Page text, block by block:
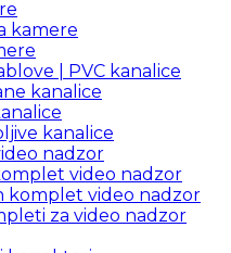
kamere
| PVC kanalice
kanalice
kanalice
nadzor
video nadzor
komplet video nadzor
za video nadzor